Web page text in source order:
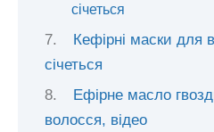
січеться
Кефірні маски для
січеться
Ефірне масло
волосся, відео